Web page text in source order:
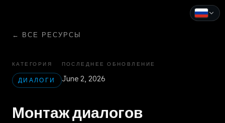
← ВСЕ РЕСУРСЫ
КАТЕГОРИЯ
ДИАЛОГИ
ПОСЛЕДНЕЕ ОБНОВЛЕНИЕ
June 2, 2026
Монтаж диалогов